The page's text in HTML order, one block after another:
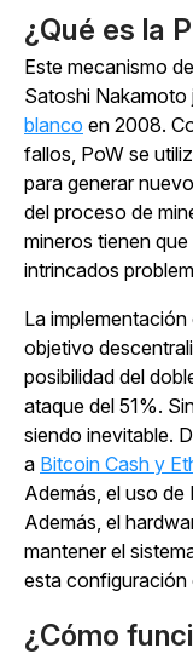
¿Qué es la
Este mecanismo
Satoshi
blanco en 2008.
fallos, PoW se
para generar
del proceso de
mineros tienen
intrincados
La
objetivo
posibilidad del
ataque del 51%.
siendo inevitable.
a Bitcoin Cash y
Además, el uso
Además, el
mantener el
esta configuración
¿Cómo